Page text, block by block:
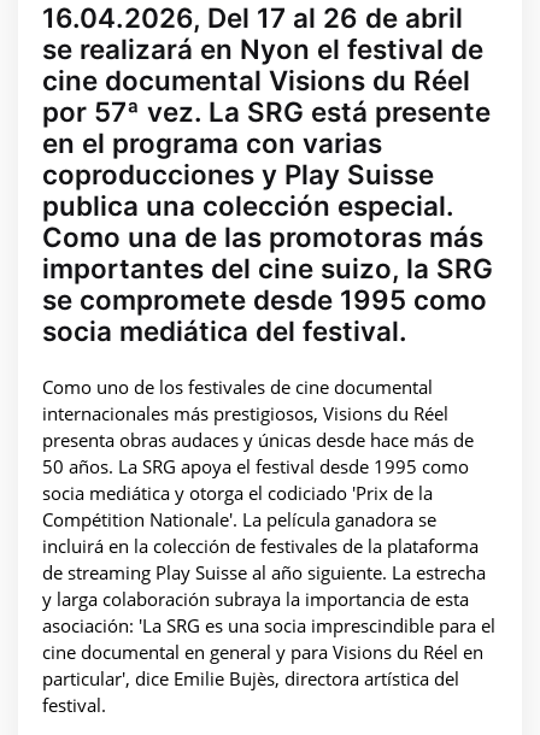
16.04.2026, Del 17 al 26 de abril
se realizará en Nyon el festival de
cine documental Visions du Réel
por 57ª vez. La SRG está presente
en el programa con varias
coproducciones y Play Suisse
publica una colección especial.
Como una de las promotoras más
importantes del cine suizo, la SRG
se compromete desde 1995 como
socia mediática del festival.
Como uno de los festivales de cine documental
internacionales más prestigiosos, Visions du Réel
presenta obras audaces y únicas desde hace más de
50 años. La SRG apoya el festival desde 1995 como
socia mediática y otorga el codiciado 'Prix de la
Compétition Nationale'. La película ganadora se
incluirá en la colección de festivales de la plataforma
de streaming Play Suisse al año siguiente. La estrecha
y larga colaboración subraya la importancia de esta
asociación: 'La SRG es una socia imprescindible para el
cine documental en general y para Visions du Réel en
particular', dice Emilie Bujès, directora artística del
festival.